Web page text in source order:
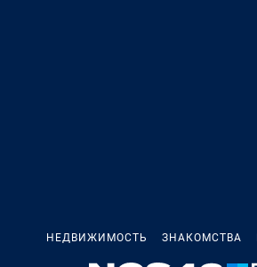
НЕДВИЖИМОСТЬ ЗНАКОМСТВА